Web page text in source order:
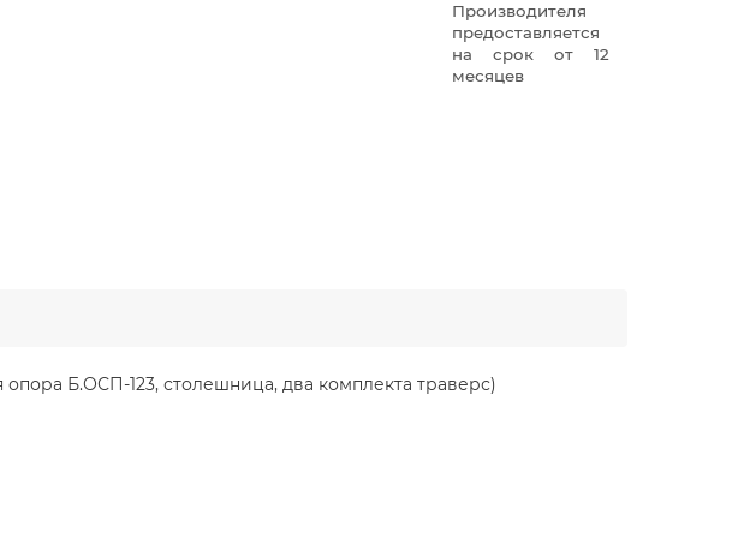
Производителя
предоставляется
на срок от 12
месяцев
Б.ОСП-123, столешница, два комплекта траверс)